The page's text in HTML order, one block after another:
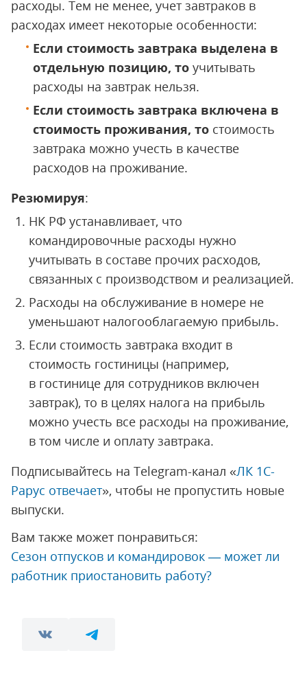
расходы. Тем не менее, учет завтраков в
расходах имеет некоторые особенности:
Если стоимость завтрака выделена в
отдельную позицию, то учитывать
расходы на завтрак нельзя.
Если стоимость завтрака включена в
стоимость проживания, то стоимость
завтрака можно учесть в качестве
расходов на проживание.
Резюмируя:
НК РФ устанавливает, что
командировочные расходы нужно
учитывать в составе прочих расходов,
связанных с производством и реализацией.
Расходы на обслуживание в номере не
уменьшают налогооблагаемую прибыль.
Если стоимость завтрака входит в
стоимость гостиницы (например,
в гостинице для сотрудников включен
завтрак), то в целях налога на прибыль
можно учесть все расходы на проживание,
в том числе и оплату завтрака.
Подписывайтесь на Telegram-канал «ЛК 1С-
Рарус отвечает», чтобы не пропустить новые
выпуски.
Вам также может понравиться:
Сезон отпусков и командировок — может ли
работник приостановить работу?